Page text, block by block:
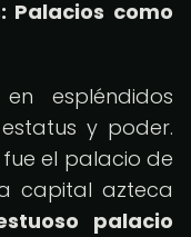
Palacios como
espléndidos
y poder.
el palacio de
capital azteca
palacio